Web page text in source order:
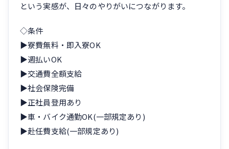
という実感が、日々のやりがいにつながります。
◇条件
▶寮費無料・即入寮OK
▶週払いOK
▶交通費全額支給
▶社会保険完備
▶正社員登用あり
▶車・バイク通勤OK(一部規定あり)
▶赴任費支給(一部規定あり)